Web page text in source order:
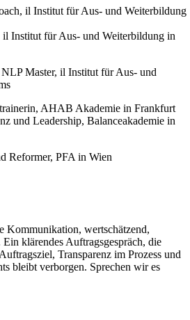
il Institut für Aus- und Weiterbildung
Institut für Aus- und Weiterbildung in
Master, il Institut für Aus- und
AHAB Akademie in Frankfurt
und Leadership, Balanceakademie in
Reformer, PFA in Wien
Kommunikation, wertschätzend,
klärendes Auftragsgespräch, die
Transparenz im Prozess und
bleibt verborgen. Sprechen wir es